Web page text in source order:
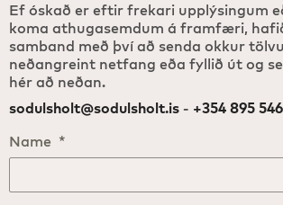
Ef óskað er eftir frekari upplýsingum
koma athugasemdum á framfæri,
samband með því að senda okkur
neðangreint netfang eða fyllið út og
hér að neðan.
sodulsholt@sodulsholt.is - +354 895
Name *